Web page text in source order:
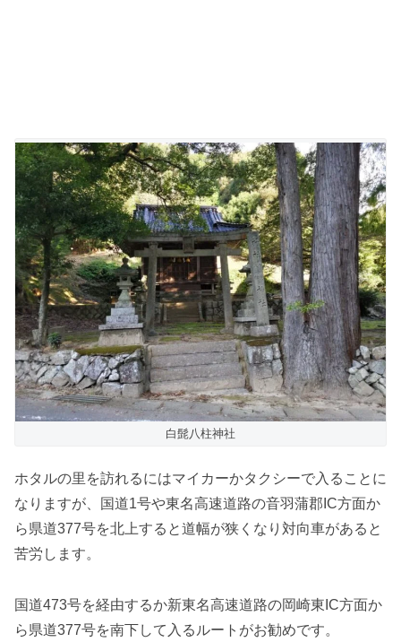
白髭八柱神社
ホタルの里を訪れるにはマイカーかタクシーで入ることに
なりますが、国道1号や東名高速道路の音羽蒲郡IC方面か
ら県道377号を北上すると道幅が狭くなり対向車があると
苦労します。
国道473号を経由するか新東名高速道路の岡崎東IC方面か
ら県道377号を南下して入るルートがお勧めです。